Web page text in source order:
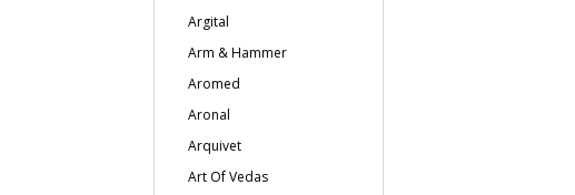
Argital
Arm & Hammer
Aromed
Aronal
Arquivet
Art Of Vedas